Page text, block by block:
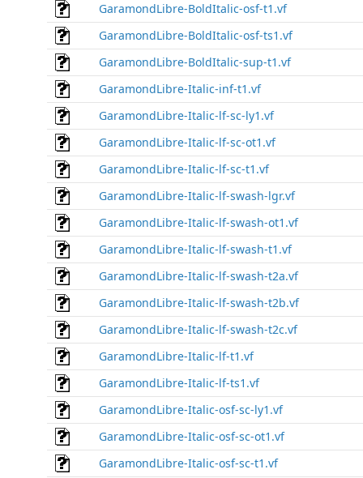
GaramondLibre-BoldItalic-osf-t1.vf
GaramondLibre-BoldItalic-osf-ts1.vf
GaramondLibre-BoldItalic-sup-t1.vf
GaramondLibre-Italic-inf-t1.vf
GaramondLibre-Italic-lf-sc-ly1.vf
GaramondLibre-Italic-lf-sc-ot1.vf
GaramondLibre-Italic-lf-sc-t1.vf
GaramondLibre-Italic-lf-swash-lgr.vf
GaramondLibre-Italic-lf-swash-ot1.vf
GaramondLibre-Italic-lf-swash-t1.vf
GaramondLibre-Italic-lf-swash-t2a.vf
GaramondLibre-Italic-lf-swash-t2b.vf
GaramondLibre-Italic-lf-swash-t2c.vf
GaramondLibre-Italic-lf-t1.vf
GaramondLibre-Italic-lf-ts1.vf
GaramondLibre-Italic-osf-sc-ly1.vf
GaramondLibre-Italic-osf-sc-ot1.vf
GaramondLibre-Italic-osf-sc-t1.vf